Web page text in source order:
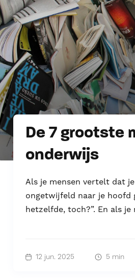
De 7 grootste
onderwijs
Als je mensen vertelt dat
ongetwijfeld naar je hoofd
hetzelfde, toch?”. En als
12 jun. 2025 5 min